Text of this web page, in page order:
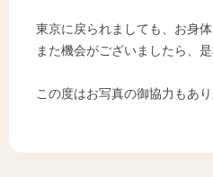
東京に戻られましても、お身
また機会がございましたら、
この度はお写真の御協力もあ